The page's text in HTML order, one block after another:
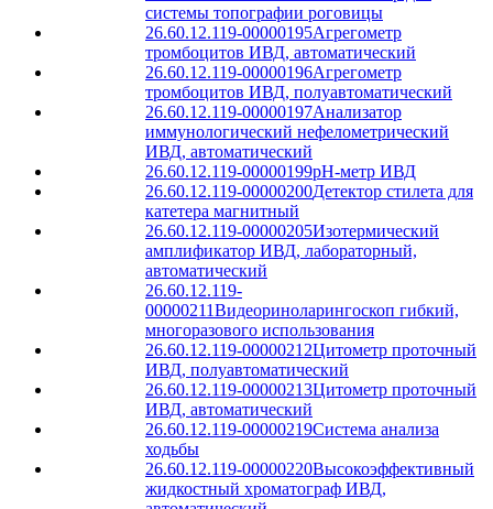
системы топографии роговицы
26.60.12.119-00000195Агрегометр
тромбоцитов ИВД, автоматический
26.60.12.119-00000196Агрегометр
тромбоцитов ИВД, полуавтоматический
26.60.12.119-00000197Анализатор
иммунологический нефелометрический
ИВД, автоматический
26.60.12.119-00000199pH-метр ИВД
26.60.12.119-00000200Детектор стилета для
катетера магнитный
26.60.12.119-00000205Изотермический
амплификатор ИВД, лабораторный,
автоматический
26.60.12.119-
00000211Видеориноларингоскоп гибкий,
многоразового использования
26.60.12.119-00000212Цитометр проточный
ИВД, полуавтоматический
26.60.12.119-00000213Цитометр проточный
ИВД, автоматический
26.60.12.119-00000219Система анализа
ходьбы
26.60.12.119-00000220Высокоэффективный
жидкостный хроматограф ИВД,